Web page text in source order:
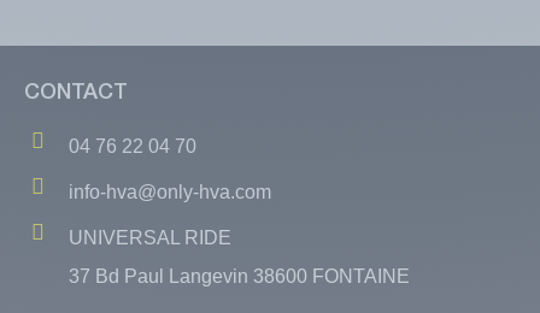
CONTACT
04 76 22 04 70
info-hva@only-hva.com
UNIVERSAL RIDE
37 Bd Paul Langevin 38600 FONTAINE